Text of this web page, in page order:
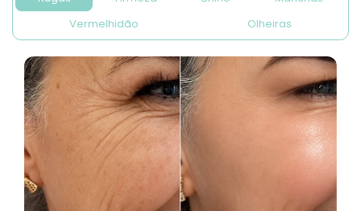
Vermelhidão
Olheiras